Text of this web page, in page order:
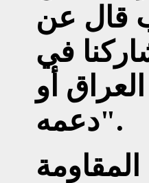
قال عن
في
أو
دعمه".